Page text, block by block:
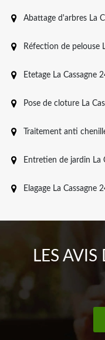
Abattage d'arbres La
Réfection de pelouse
Etetage La Cassagne
Pose de cloture La
Traitement anti
Entretien de jardin La
Elagage La Cassagne
LES